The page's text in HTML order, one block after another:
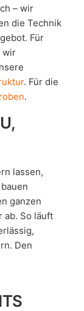
– wir
die Technik
Für
wir
. Für die
.
lassen,
ganzen
ab. So läuft
Den